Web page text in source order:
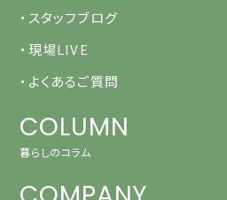
・スタッフブログ
・現場LIVE
・よくあるご質問
COLUMN
暮らしのコラム